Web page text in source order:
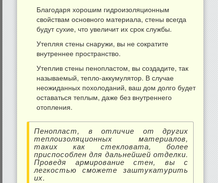
Благодаря хорошим гидроизоляционным
свойствам основного материала, стены всегда
будут сухие, что увеличит их срок службы.
Утепляя стены снаружи, вы не сократите
внутреннее пространство.
Утеплив стены пенопластом, вы создадите, так
называемый, тепло-аккумулятор. В случае
неожиданных похолоданий, ваш дом долго будет
оставаться теплым, даже без внутреннего
отопления.
Пенопласт, в отличие от других
теплоизоляционных материалов,
таких как стекловата, более
приспособлен для дальнейшей отделки.
Проведя армирование стен, вы с
легкостью сможете заштукатурить
их.